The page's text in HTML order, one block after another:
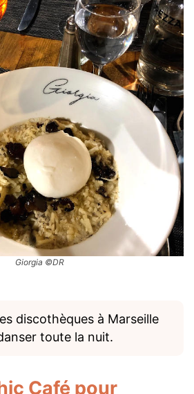
Giorgia ©DR
discothèques à Marseille
toute la nuit.
Café pour